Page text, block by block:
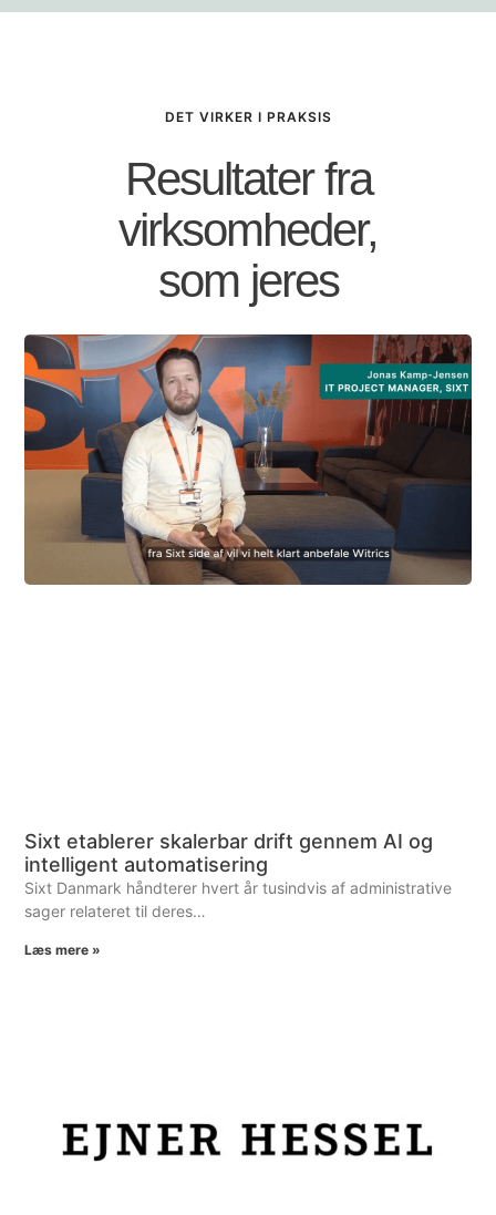
DET VIRKER I PRAKSIS
Resultater fra
virksomheder,
som jeres
Sixt etablerer skalerbar drift gennem AI og
intelligent automatisering
Sixt Danmark håndterer hvert år tusindvis af administrative
sager relateret til deres…
Læs mere »